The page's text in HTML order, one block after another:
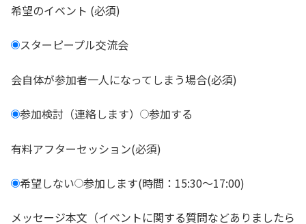
希望のイベント (必須)
スターピープル交流会
会自体が参加者一人になってしまう場合(必須)
参加検討（連絡します） 参加する
有料アフターセッション(必須)
希望しない 参加します(時間：15:30～17:00)
メッセージ本文（イベントに関する質問などありましたら